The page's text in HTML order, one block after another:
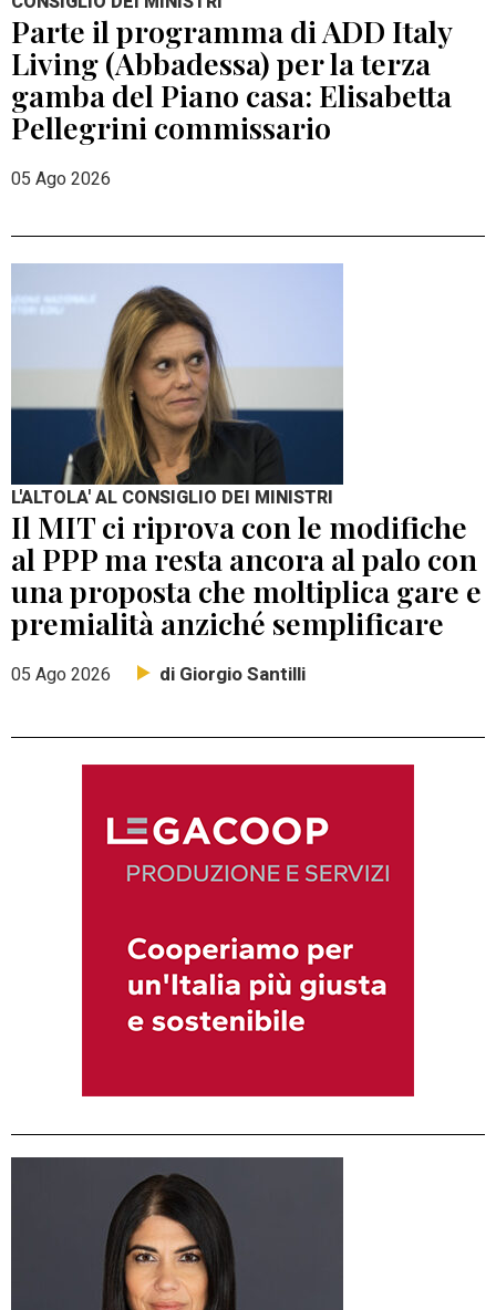
Parte il programma di ADD Italy
Living (Abbadessa) per la terza
gamba del Piano casa: Elisabetta
Pellegrini commissario
05 Ago 2026
L'ALTOLA' AL CONSIGLIO DEI MINISTRI
Il MIT ci riprova con le modifiche
al PPP ma resta ancora al palo con
una proposta che moltiplica gare e
premialità anziché semplificare
05 Ago 2026 di Giorgio Santilli